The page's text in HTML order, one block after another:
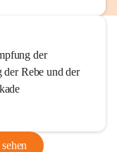
der
Rebe und der